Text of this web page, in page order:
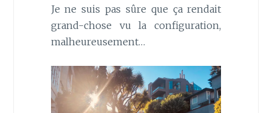
Je ne suis pas sûre que ça rendait
grand-chose vu la configuration,
malheureusement…